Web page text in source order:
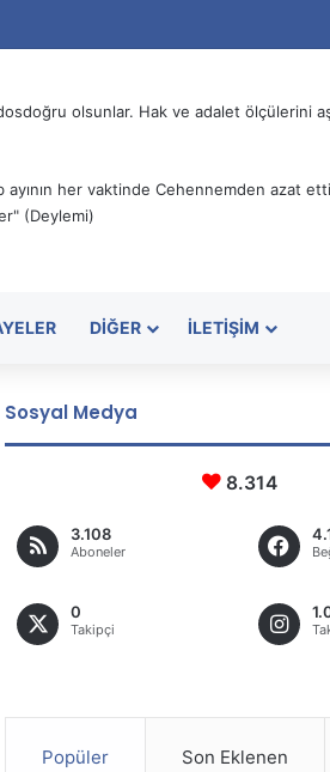
olsunlar. Hak ve adalet ölçülerini
her vaktinde Cehennemden azat
(Deylemi)
DIĞER İLETIŞIM
Sosyal Medya
8.314
3.108
Aboneler
0
Takipçi
Popüler Son Eklenen